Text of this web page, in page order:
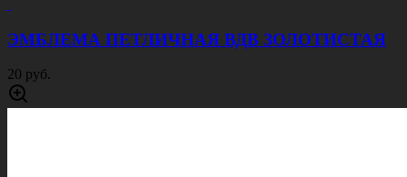
ЭМБЛЕМА ПЕТЛИЧНАЯ ВДВ ЗОЛОТИСТАЯ
20 руб.